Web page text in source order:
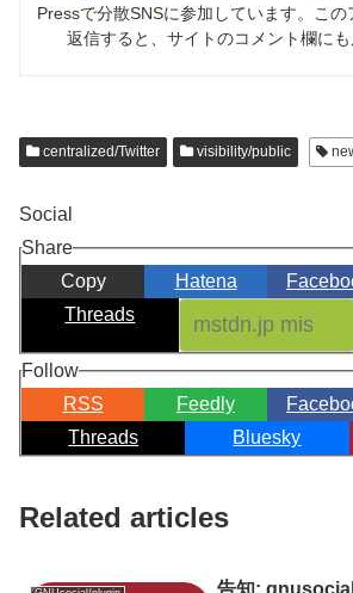
Pressで分散SNSに参加しています。この
返信すると、サイトのコメント欄にも
centralized/Twitter visibility/public
Social
Share
Copy
Hatena
Threads
Follow
RSS
Feedly
Threads
Bluesky
Related articles